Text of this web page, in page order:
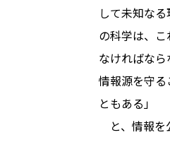
して未知な
の科学は、
なければな
情報源を守
ともある」
と、情報を